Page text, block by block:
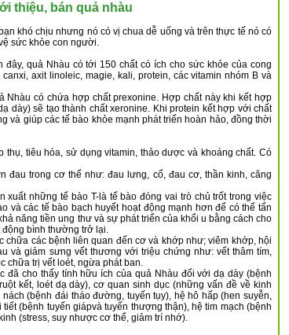
thiệu, bán quả nhàu
khó chịu nhưng nó có vị chua dễ uống và trên thực tế nó có
sức khỏe con người.
quả Nhàu có tới 150 chất có ích cho sức khỏe của cong
axit linoleic, magie, kali, protein, các vitamin nhóm B và
Nhàu có chứa hợp chất prexonine. Hợp chất này khi kết hợp
dày) sẽ tạo thành chất xeronine. Khi protein kết hợp với chất
và giúp các tế bào khỏe mạnh phát triển hoàn hảo, đồng thời
thụ, tiêu hóa, sử dụng vitamin, thảo dược và khoáng chất. Có
đau trong cơ thể như: đau lưng, cổ, đau cơ, thần kinh, căng
xuất những tế bào T-là tế bào đóng vai trò chủ trốt trong việc
và các tế bào bạch huyết hoạt động mạnh hơn để có thể tấn
năng tiền ung thư và sự phát triển của khối u bằng cách cho
bình thường trở lại.
chữa các bệnh liên quan đến cơ và khớp như; viêm khớp, hội
và giảm sưng vết thương với triệu chứng như: vết thâm tím,
chữa trị vết loét, ngừa phát ban.
đã cho thấy tính hữu ích của quả Nhàu đối với dạ dày (bệnh
kết, loét dạ dày), cơ quan sinh dục (những vấn đề về kinh
(bệnh đái tháo đường, tuyến tụy), hệ hô hấp (hen suyễn,
(bệnh tuyến giápvà tuyến thượng thận), hệ tim mạch (bệnh
(stress, suy nhược cơ thể, giảm trí nhớ).